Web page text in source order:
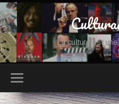
La culture est